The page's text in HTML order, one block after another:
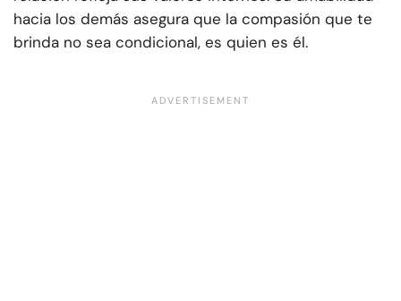
hacia los demás asegura que la compasión que te
brinda no sea condicional, es quien es él.